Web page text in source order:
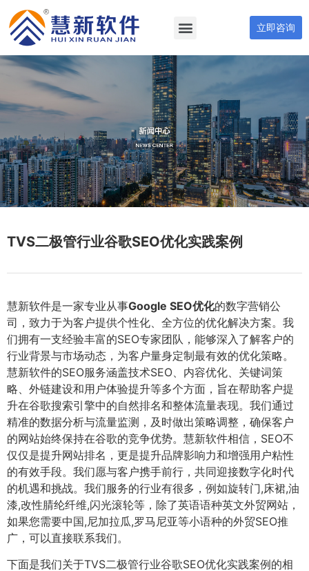
立即咨询
TVS二极管行业谷歌SEO优化实践案例
慧新软件是一家专业从事Google SEO优化的数字营销公
司，致力于为客户提供个性化、全方位的优化解决方案。我
们拥有一支经验丰富的SEO专家团队，能够深入了解客户的
行业背景与市场动态，为客户量身定制最有效的优化策略。
慧新软件的SEO服务涵盖技术SEO、内容优化、关键词策
略、外链建设和用户体验提升等多个方面，旨在帮助客户提
升在谷歌搜索引擎中的自然排名和整体流量表现。我们通过
精准的数据分析与流量监测，及时做出策略调整，确保客户
的网站始终保持在谷歌的竞争优势。慧新软件相信，SEO不
仅仅是提升网站排名，更是提升品牌影响力和增强用户粘性
的有效手段。我们愿与客户携手前行，共同迎接数字化时代
的机遇和挑战。我们服务的行业有很多，例如旋转门,床裙,油
漆,改性腈纶纤维,闪光滚轮等，除了英语语种英文外贸网站，
如果您需要中国,尼加拉瓜,罗马尼亚等小语种的外贸SEO推
广，可以直接联系我们。
下面是我们关于TVS二极管行业谷歌SEO优化实践案例的相